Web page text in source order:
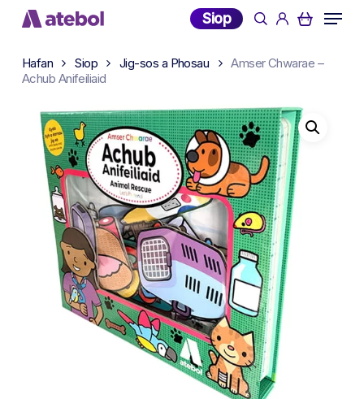
Skip
content
Siop searchaccount
Menu
Hafan Siop Jig-sos a Phosau
Amser Chwarae –
Achub Anifeiliaid